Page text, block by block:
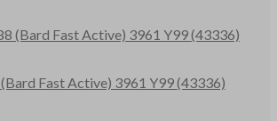
(Bard Fast Active) 3961 Y99(43336)